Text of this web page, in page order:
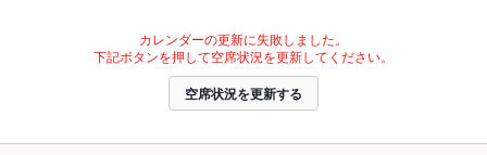
カレンダーの更新に失敗しました。
下記ボタンを押して空席状況を更新してください。
空席状況を更新する